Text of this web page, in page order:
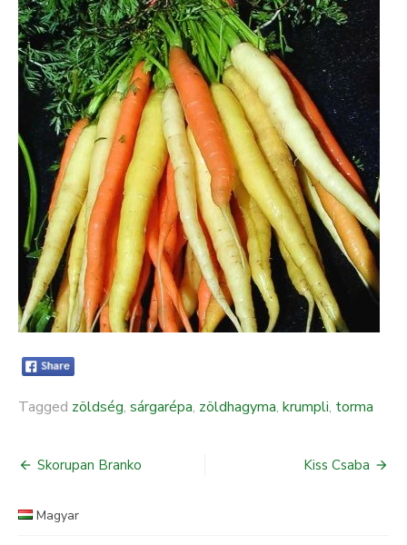
Tagged zöldség, sárgarépa, zöldhagyma, krumpli, torma
navigáció
Skorupan Branko Kiss Csaba
Magyar